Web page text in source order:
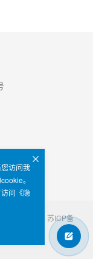
访问我
。
问 《隐
有限公司
苏ICP备